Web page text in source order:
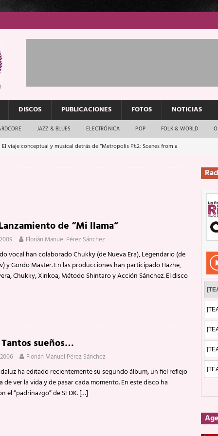
DISCOS PUBLICACIONES FOTOS NOTICIAS
JAZZ & BLUES ELECTRÓNICA POP FOLK & WORLD
El viaje conceptual y musical detrás de “Metropolis Pt.2: Scenes from a
El rock urbano sigue en buenas manos
que van a escucharte te saludan
certificados
ENTREVISTAS
2 de mayo de 2026 en Fuengirola
Su ‘aullido’ retumbó ferozmente en Fuengirola.
REPORTAJES
La historia de Nintendo Vol. 2 PUBLICACIONES
de “Mi llama”
Florián Manuel Pérez Sánchez
vocal han colaborado Chukky (de Nueva Era), Legendario (de
y Gordo Master. En las producciones han participado Hazhe,
Chukky, Xinkoa, Método Shintaro y Acción Sánchez. El disco
sueños…
Florián Manuel Pérez Sánchez
ha editado recientemente su segundo álbum, un fiel reflejo
de ver la vida y de pasar cada momento. En este disco ha
el “padrinazgo” de SFDK.[…]